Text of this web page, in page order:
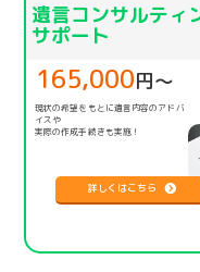
遺言コンサルティ
サポート
165,000円〜
現状の希望をもとに遺言内容のアドバ
イスや
実際の作成手続きも実施！
詳しくはこちら